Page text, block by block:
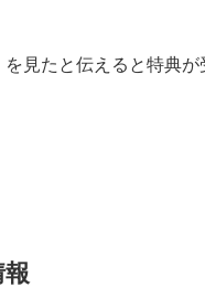
を見たと伝えると特典が